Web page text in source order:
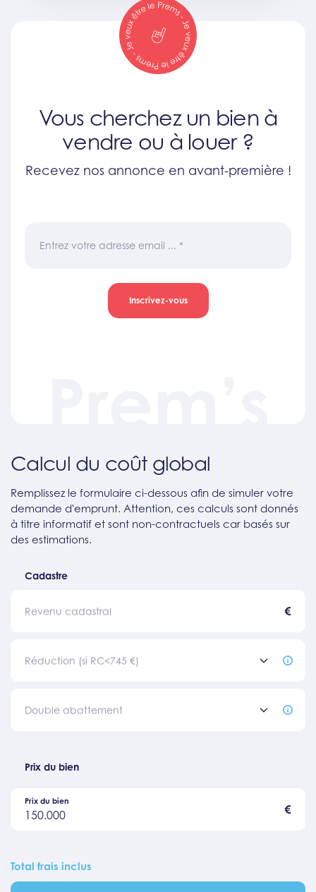
Vous cherchez un bien à
vendre ou à louer ?
Recevez nos annonce en avant-première !
Entrez votre adresse email ... *
Inscrivez-vous
Calcul du coût global
Remplissez le formulaire ci-dessous afin de simuler votre
demande d'emprunt. Attention, ces calculs sont donnés
à titre informatif et sont non-contractuels car basés sur
des estimations.
Cadastre
Revenu cadastral €
Réduction (si RC<745 €)
Double abattement
Prix du bien
150.000
Prix du bien
€
Total frais inclus